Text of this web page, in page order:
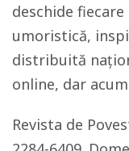
deschide
umoristică,
distribuită
online, dar
Revista de